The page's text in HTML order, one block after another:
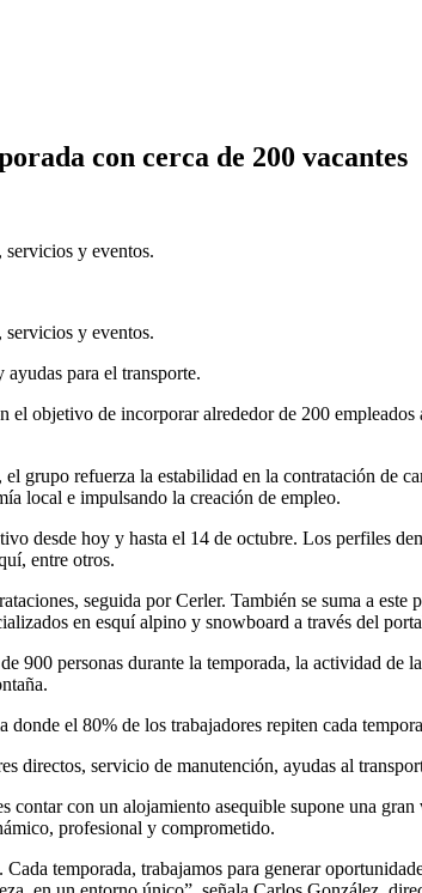
con cerca de 200 vacantes
servicios y eventos.
servicios y eventos.
para el transporte.
objetivo de incorporar alrededor de 200
grupo refuerza la estabilidad en la contratación de
local e impulsando la creación de empleo.
desde hoy y hasta el 14 de octubre. Los perfiles
entre otros.
seguida por Cerler. También se suma a
en esquí alpino y snowboard a través del
900 personas durante la temporada, la actividad de
el 80% de los trabajadores repiten cada
servicio de manutención, ayudas al
con un alojamiento asequible supone una gran
profesional y comprometido.
temporada, trabajamos para generar